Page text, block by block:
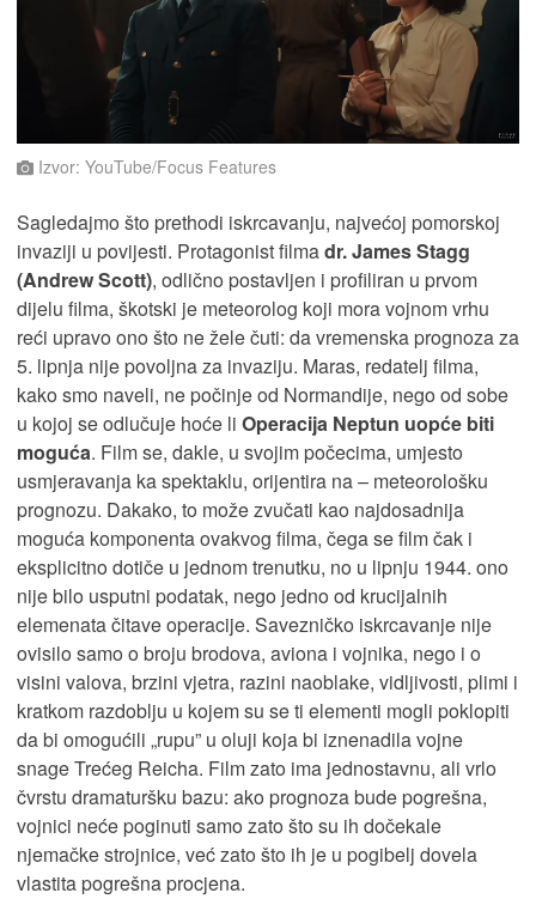
Izvor: YouTube/Focus Features
Sagledajmo što prethodi iskrcavanju, najvećoj pomorskoj
invaziji u povijesti. Protagonist filmadr. James Stagg
(Andrew Scott), odlično postavljen i profiliran u prvom
dijelu filma, škotski je meteorolog koji mora vojnom vrhu
reći upravo ono što ne žele čuti: da vremenska prognoza za
5. lipnja nije povoljna za invaziju. Maras, redatelj filma,
kako smo naveli, ne počinje od Normandije, nego od sobe
u kojoj se odlučuje hoće li Operacija Neptun uopće biti
moguća. Film se, dakle, u svojim počecima, umjesto
usmjeravanja ka spektaklu, orijentira na – meteorološku
prognozu. Dakako, to može zvučati kao najdosadnija
moguća komponenta ovakvog filma, čega se film čak i
eksplicitno dotiče u jednom trenutku, no u lipnju 1944. ono
nije bilo usputni podatak, nego jedno od krucijalnih
elemenata čitave operacije. Savezničko iskrcavanje nije
ovisilo samo o broju brodova, aviona i vojnika, nego i o
visini valova, brzini vjetra, razini naoblake, vidljivosti, plimi i
kratkom razdoblju u kojem su se ti elementi mogli poklopiti
da bi omogućili „rupu” u oluji koja bi iznenadila vojne
snage Trećeg Reicha. Film zato ima jednostavnu, ali vrlo
čvrstu dramaturšku bazu: ako prognoza bude pogrešna,
vojnici neće poginuti samo zato što su ih dočekale
njemačke strojnice, već zato što ih je u pogibelj dovela
vlastita pogrešna procjena.